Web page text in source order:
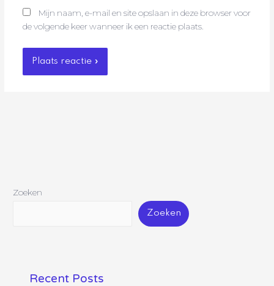
Mijn naam, e-mail en site opslaan in deze browser voor
de volgende keer wanneer ik een reactie plaats.
Zoeken
Zoeken
Recent Posts